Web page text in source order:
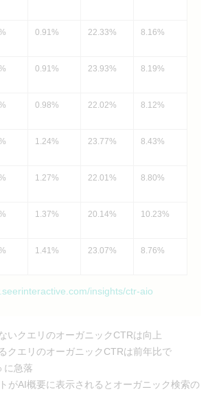
0.91% 22.33% 8.16%
0.91% 23.93% 8.19%
0.98% 22.02% 8.12%
1.24% 23.77% 8.43%
1.27% 22.01% 8.80%
1.37% 20.14% 10.23%
1.41% 23.07% 8.76%
insights/ctr-aio
いクエリのオーガニックCTRは向上
クエリのオーガニックCTRは前年比で
に急落
がAI概要に表示されるとオーガニック検索の